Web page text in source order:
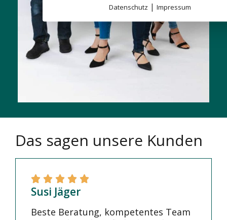
Das sagen unsere Kunden
Susi Jäger
Beste Beratung, kompetentes Team
Datenschutz | Impressum